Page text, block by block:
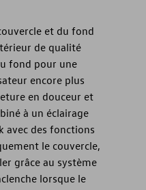
et du fond
de qualité
fond pour une
encore plus
en douceur et
à un éclairage
avec des fonctions
le couvercle,
grâce au système
lorsque le